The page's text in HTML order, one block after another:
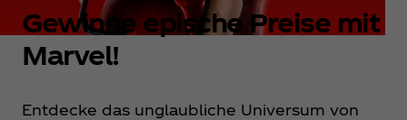
Gewinne epische Preise mit
Marvel!
Entdecke das unglaubliche Universum von